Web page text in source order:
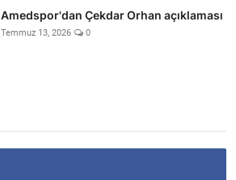
Amedspor'dan Çekdar Orhan açıklaması
Temmuz 13, 2026 0